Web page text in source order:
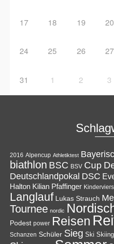
17 18 19 20
24 25 26 27
31 1 2 3
2016 Alpencup Athletiktest
biathlon BSC BSV Cup
Deutschlandpokal DSC
Halton Kilian Pfaffinger
Langlauf Lukas Strauch
Tournee nordic
Podest power Reisen
Schanzen Schüler Sieg Ski Skiing